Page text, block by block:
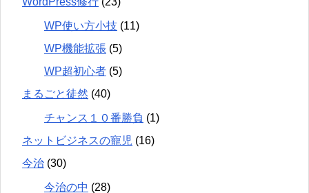
WP使い方小技 (11)
WP機能拡張 (5)
WP超初心者 (5)
まるごと徒然 (40)
チャンス１０番勝負 (1)
ネットビジネスの寵児 (16)
今治 (30)
今治の中 (28)